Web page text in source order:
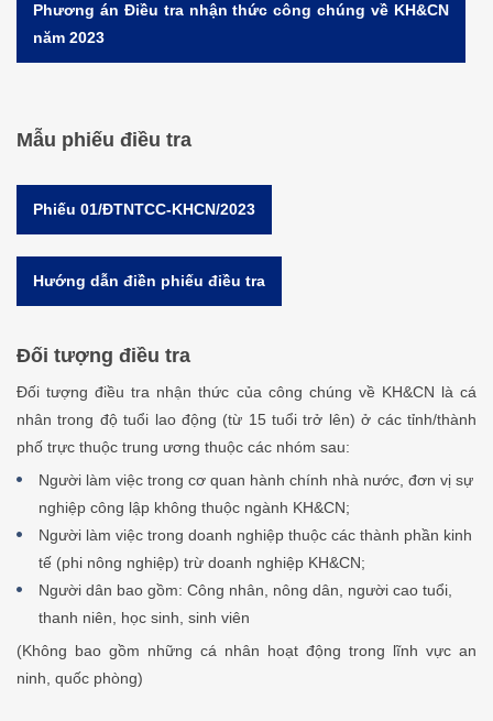
Phương án Điều tra nhận thức công chúng về KH&CN
năm 2023
Mẫu phiếu điều tra
Phiếu 01/ĐTNTCC-KHCN/2023
Hướng dẫn điền phiếu điều tra
Đối tượng điều tra
Đối tượng điều tra nhận thức của công chúng về KH&CN là cá
nhân trong độ tuổi lao động (từ 15 tuổi trở lên) ở các tỉnh/thành
phố trực thuộc trung ương thuộc các nhóm sau:
Người làm việc trong cơ quan hành chính nhà nước, đơn vị sự
nghiệp công lập không thuộc ngành KH&CN;
Người làm việc trong doanh nghiệp thuộc các thành phần kinh
tế (phi nông nghiệp) trừ doanh nghiệp KH&CN;
Người dân bao gồm: Công nhân, nông dân, người cao tuổi,
thanh niên, học sinh, sinh viên
(Không bao gồm những cá nhân hoạt động trong lĩnh vực an
ninh, quốc phòng)